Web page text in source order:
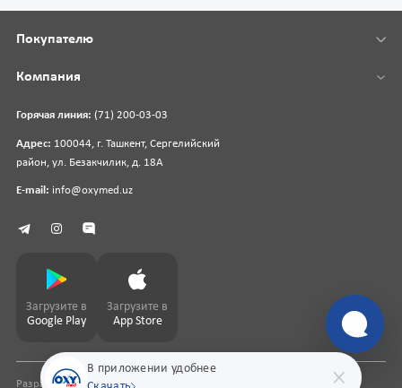
В приложении удобнее
Горячая линия: (71) 200-03-03
Адрес: 100044, г. Ташкент, Сергелийский
район, ул. Безакчилик, д. 18А
E-mail: info@oxymed.uz
Покупателю
Компания
Загрузите в
Google Play
Загрузите в
App Store
Разработка сайтаpharmit.uz